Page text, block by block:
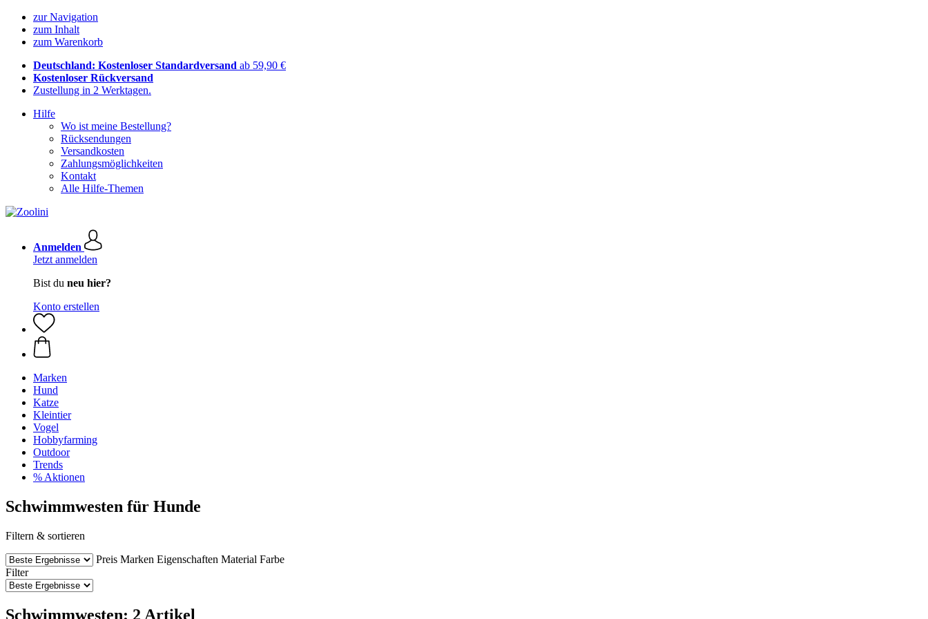
zur Navigation
zum Inhalt
zum Warenkorb
Deutschland: Kostenloser Standardversand ab 59,90 €
Kostenloser Rückversand
Zustellung in 2 Werktagen.
Hilfe
Wo ist meine Bestellung?
Rücksendungen
Versandkosten
Zahlungsmöglichkeiten
Kontakt
Alle Hilfe-Themen
Anmelden
Jetzt anmelden
Bist du neu hier?
Konto erstellen
Marken
Hund
Katze
Kleintier
Vogel
Hobbyfarming
Outdoor
Trends
% Aktionen
Schwimmwesten für Hunde
Filtern & sortieren
Preis Marken Eigenschaften Material Farbe
Filter
Schwimmwesten: 2 Artikel